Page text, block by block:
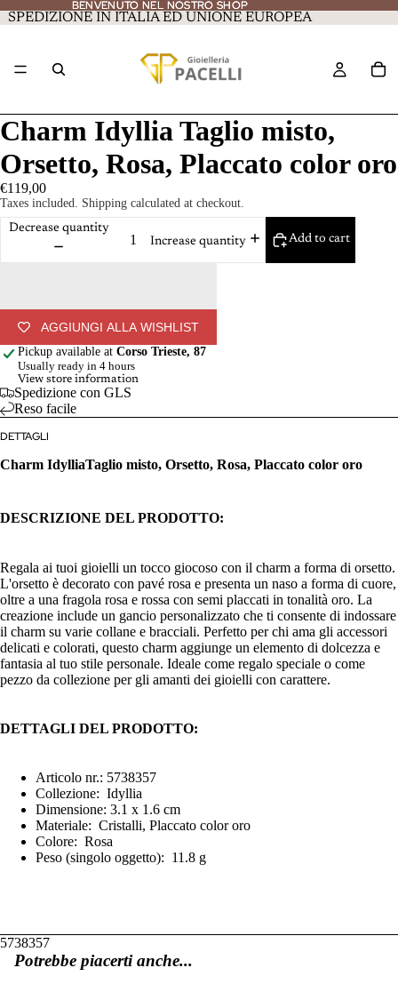
BENVENUTO NEL NOSTRO SHOP
BENVENUTO NEL NOSTRO SHOP
SPEDIZIONE IN ITALIA ED UNIONE EUROPEA
Charm Idyllia Taglio misto,
Orsetto, Rosa, Placcato color oro
€119,00
Taxes included. Shipping calculated at checkout.
Decrease quantity
Increase quantity
Add to cart
AGGIUNGI ALLA WISHLIST
Pickup available at Corso Trieste, 87
Usually ready in 4 hours
View store information
Spedizione con GLS
Reso facile
DETTAGLI
Charm IdylliaTaglio misto, Orsetto, Rosa, Placcato color oro
DESCRIZIONE DEL PRODOTTO:
Regala ai tuoi gioielli un tocco giocoso con il charm a forma di orsetto.
L'orsetto è decorato con pavé rosa e presenta un naso a forma di cuore,
oltre a una fragola rosa e rossa con semi placcati in tonalità oro. La
creazione include un gancio personalizzato che ti consente di indossare
il charm su varie collane e bracciali. Perfetto per chi ama gli accessori
delicati e colorati, questo charm aggiunge un elemento di dolcezza e
fantasia al tuo stile personale. Ideale come regalo speciale o come
pezzo da collezione per gli amanti dei gioielli con carattere.
DETTAGLI DEL PRODOTTO:
Articolo nr.: 5738357
Collezione: Idyllia
Dimensione: 3.1 x 1.6 cm
Materiale: Cristalli, Placcato color oro
Colore: Rosa
Peso (singolo oggetto): 11.8 g
5738357
Potrebbe piacerti anche...